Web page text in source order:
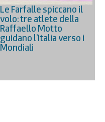
Le Farfalle spiccano il
volo: tre atlete della
Raffaello Motto
guidano l’Italia verso i
Mondiali